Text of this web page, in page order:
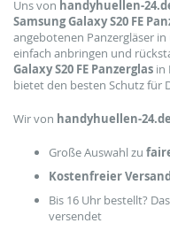
Uns von handyhuellen-
Samsung Galaxy S20 FE
angebotenen Panzergläser
einfach anbringen und
Galaxy S20 FE Panzerglas in
bietet den besten Schutz für
Wir von handyhuellen-24.de
Große Auswahl zu
Kostenfreier Versand
Bis 16 Uhr bestellt?
versendet